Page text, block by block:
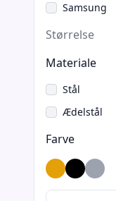
Samsung
Størrelse
Materiale
Stål
Ædelstål
Farve
GuldSortSølv